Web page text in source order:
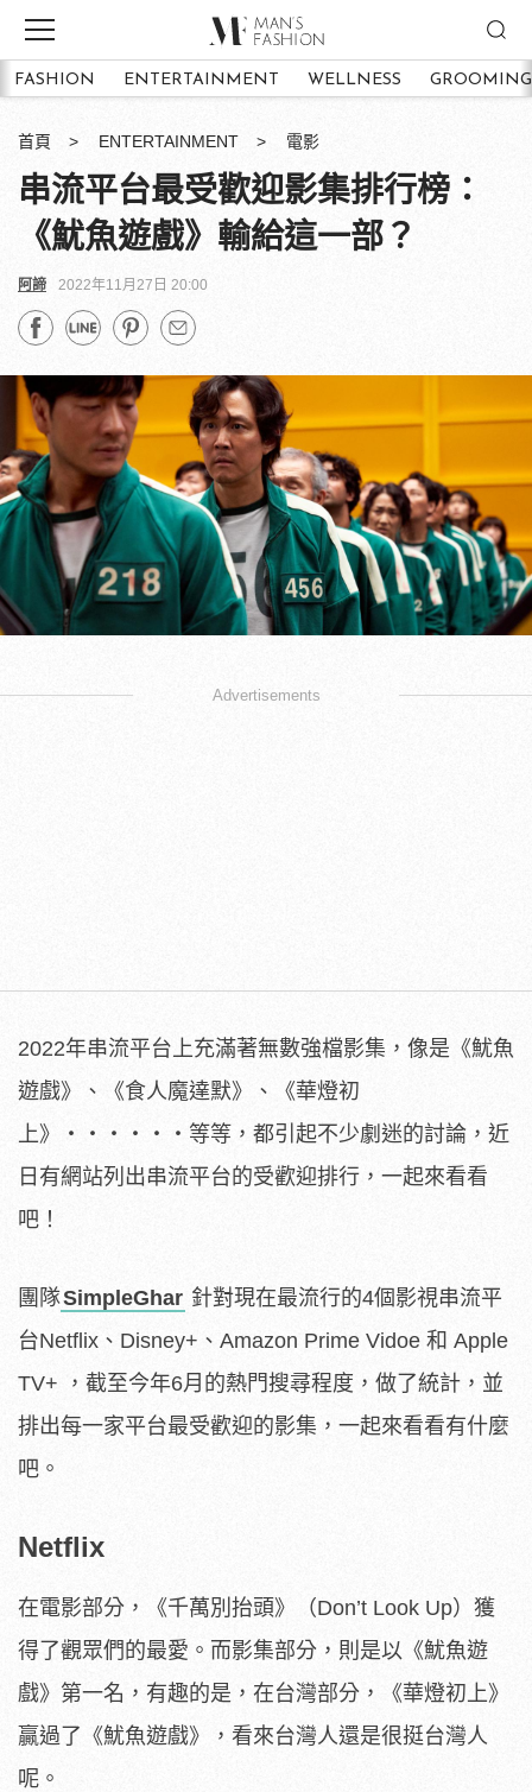
FASHION ENTERTAINMENT WELLNESS GROOMING
首頁 ENTERTAINMENT 電影
串流平台最受歡迎影集排行榜：
《魷魚遊戲》輸給這一部？
阿諦 2022年11月27日 20:00
Advertisements
2022年串流平台上充滿著無數強檔影集，像是《魷魚
遊戲》、《食人魔達默》、《華燈初
上》‧‧‧‧‧‧等等，都引起不少劇迷的討論，近
日有網站列出串流平台的受歡迎排行，一起來看看
吧！
團隊SimpleGhar 針對現在最流行的4個影視串流平
台Netflix、Disney+、Amazon Prime Vidoe 和 Apple
TV+ ，截至今年6月的熱門搜尋程度，做了統計，並
排出每一家平台最受歡迎的影集，一起來看看有什麼
吧。
Netflix
在電影部分，《千萬別抬頭》（Don’t Look Up）獲
得了觀眾們的最愛。而影集部分，則是以《魷魚遊
戲》第一名，有趣的是，在台灣部分，《華燈初上》
贏過了《魷魚遊戲》，看來台灣人還是很挺台灣人
呢。